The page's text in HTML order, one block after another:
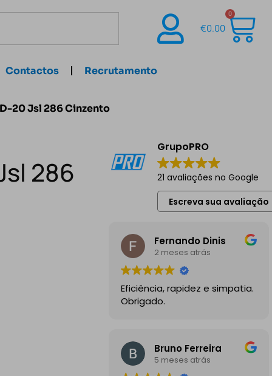
€0.00
0
Contactos Recrutamento
20 Jsl 286 Cinzento
286
GrupoPRO
21 avaliações no Google
Escreva sua avaliação
Fernando Dinis
2 meses atrás
Eficiência, rapidez e simpatia.
Obrigado.
Bruno Ferreira
5 meses atrás